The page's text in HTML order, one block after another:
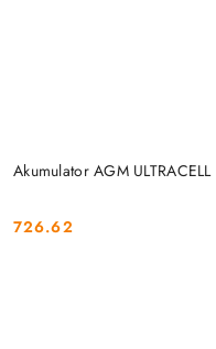
Akumulator AGM
Cena:
726.62